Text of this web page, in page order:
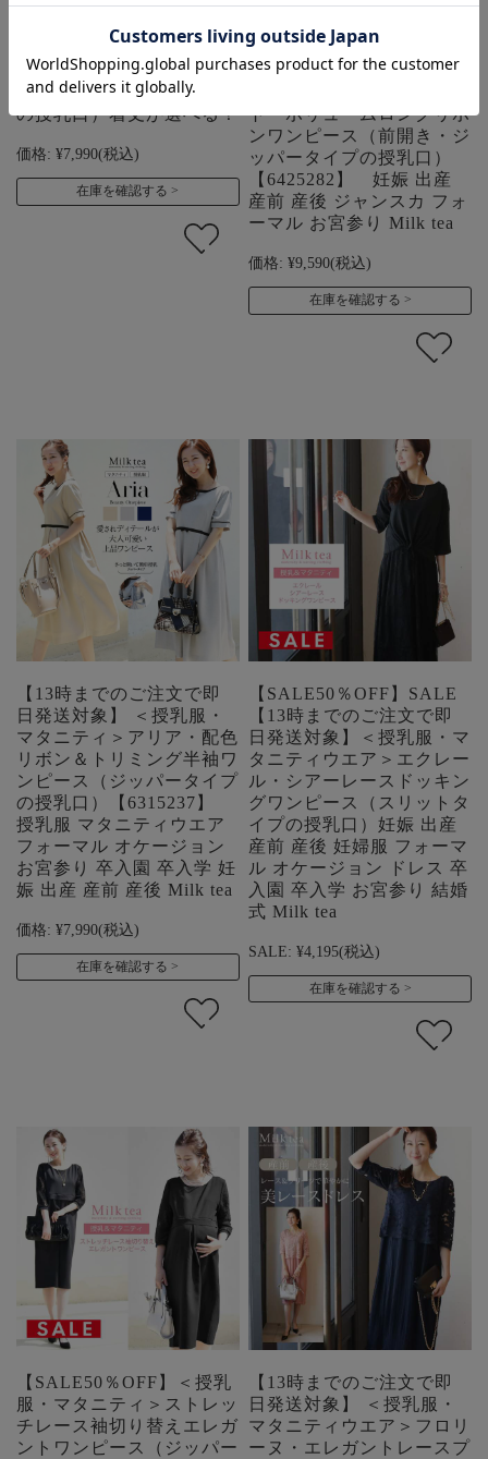
＜授乳服・マタニティ＞カ
レン・ビューティ2wayワ
ンピース（ジッパータイプ
の授乳口）着丈が選べる！
価格: ¥7,990(税込)
在庫を確認する
【13時までのご注文で即
日発送対象】 ＜授乳服・
ト・ボリュームロングリボ
ンワンピース（前開き・ジ
ッパータイプの授乳口）
【6425282】 妊娠 出産
産前 産後 ジャンスカ フォ
ーマル お宮参り Milk tea
価格: ¥9,590(税込)
在庫を確認する
【13時までのご注文で即
日発送対象】 ＜授乳服・
マタニティ＞アリア・配色
リボン＆トリミング半袖ワ
ンピース（ジッパータイプ
の授乳口）【6315237】
授乳服 マタニティウエア
フォーマル オケージョン
お宮参り 卒入園 卒入学 妊
娠 出産 産前 産後 Milk tea
価格: ¥7,990(税込)
在庫を確認する
【SALE50％OFF】SALE
【13時までのご注文で即
日発送対象】＜授乳服・マ
タニティウエア＞エクレー
ル・シアーレースドッキン
グワンピース（スリットタ
イプの授乳口）妊娠 出産
産前 産後 妊婦服 フォーマ
ル オケージョン ドレス 卒
入園 卒入学 お宮参り 結婚
式 Milk tea
SALE: ¥4,195(税込)
在庫を確認する
【SALE50％OFF】＜授乳
服・マタニティ＞ストレッ
チレース袖切り替えエレガ
ントワンピース（ジッパー
【13時までのご注文で即
日発送対象】 ＜授乳服・
マタニティウエア＞フロリ
ーヌ・エレガントレースプ